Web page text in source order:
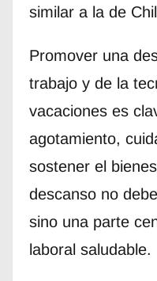
similar a la de
Promover una
trabajo y de la
vacaciones es
agotamiento,
sostener el
descanso no
sino una parte
laboral saludable.